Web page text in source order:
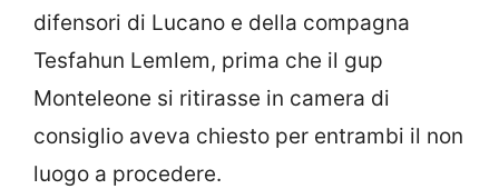
difensori di Lucano e della compagna
Tesfahun Lemlem, prima che il gup
Monteleone si ritirasse in camera di
consiglio aveva chiesto per entrambi il non
luogo a procedere.